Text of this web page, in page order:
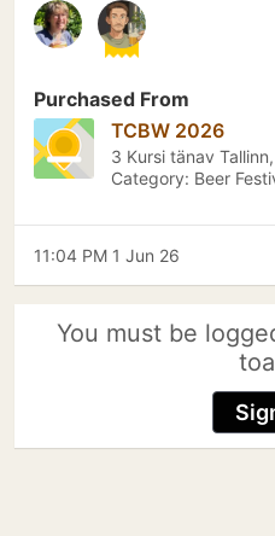
Purchased From
TCBW 2026
3 Kursi tänav
Category: Beer
11:04 PM 1 Jun 26
You must be